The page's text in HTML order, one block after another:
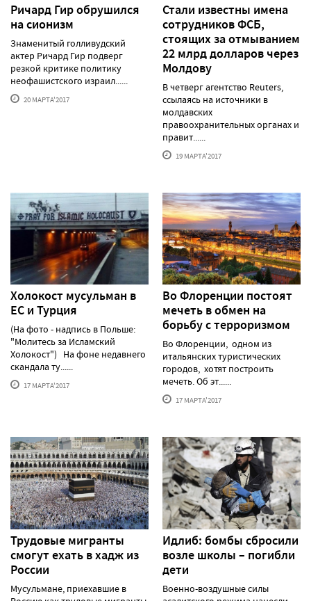
Ричард Гир обрушился
на сионизм
Знаменитый голливудский
актер Ричард Гир подверг
резкой критике политику
неофашистского израил......
20 МАРТА'2017
Стали известны имена
сотрудников ФСБ,
стоящих за отмыванием
22 млрд долларов через
Молдову
В четверг агентство Reuters,
ссылаясь на источники в
молдавских
правоохранительных органах и
правит......
19 МАРТА'2017
Холокост мусульман в
ЕС и Турция
(На фото - надпись в Польше:
"Молитесь за Исламский
Холокост") На фоне недавнего
скандала ту......
17 МАРТА'2017
Во Флоренции постоят
мечеть в обмен на
борьбу с терроризмом
Во Флоренции, одном из
итальянских туристических
городов, хотят построить
мечеть. Об эт......
17 МАРТА'2017
Трудовые мигранты
смогут ехать в хадж из
России
Мусульмане, приехавшие в
Идлиб: бомбы сбросили
возле школы – погибли
дети
Военно-воздушные силы